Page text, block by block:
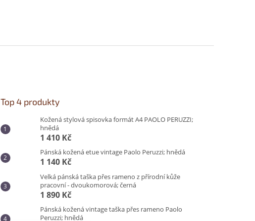
Top 4 produkty
Kožená stylová spisovka formát A4 PAOLO PERUZZI;
hnědá
1 410 Kč
Pánská kožená etue vintage Paolo Peruzzi; hnědá
1 140 Kč
Velká pánská taška přes rameno z přírodní kůže
pracovní - dvoukomorová; černá
1 890 Kč
Pánská kožená vintage taška přes rameno Paolo
Peruzzi; hnědá